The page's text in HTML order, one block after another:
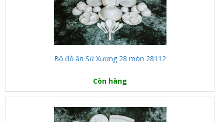
Bộ đồ ăn Sứ Xương 28 món 28112
Còn hàng